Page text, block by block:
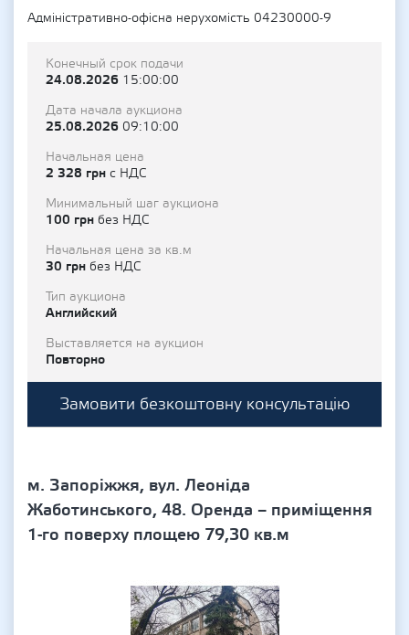
Адміністративно-офісна нерухомість 04230000-9
Конечный срок подачи
24.08.2026 15:00:00
Дата начала аукциона
25.08.2026 09:10:00
Начальная цена
2 328 грн с НДС
Минимальный шаг аукциона
100 грн без НДС
Начальная цена за кв.м
30 грн без НДС
Тип аукциона
Английский
Выставляется на аукцион
Повторно
Замовити безкоштовну консультацію
м. Запоріжжя, вул. Леоніда
Жаботинського, 48. Оренда – приміщення
1-го поверху площею 79,30 кв.м